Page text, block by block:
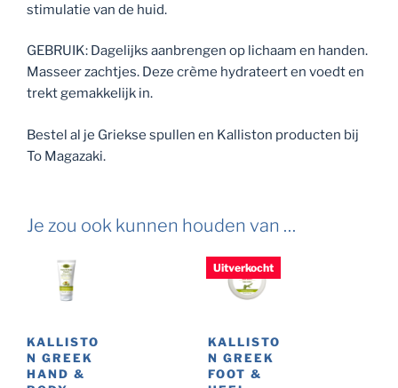
stimulatie van de huid.
GEBRUIK: Dagelijks aanbrengen op lichaam en handen.
Masseer zachtjes. Deze crème hydrateert en voedt en
trekt gemakkelijk in.
Bestel al je Griekse spullen en Kalliston producten bij
To Magazaki.
Je zou ook kunnen houden van …
KALLISTO
N GREEK
HAND &
Uitverkocht
KALLISTO
N GREEK
FOOT &